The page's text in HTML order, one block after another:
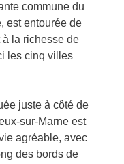
commune du
est entourée de
la richesse de
les cinq villes
juste à côté de
sur-Marne est
agréable, avec
des bords de